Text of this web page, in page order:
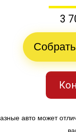
3
авто может